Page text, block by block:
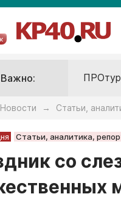
Важно:
Новости → Статьи,
Статьи, аналитика,
со